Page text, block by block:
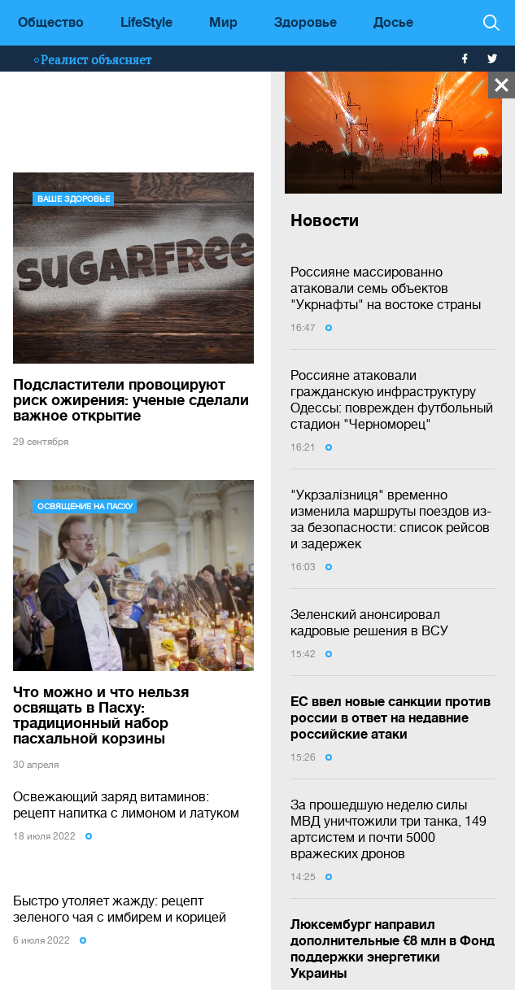
Общество LifeStyle Мир Здоровье Досье
Реалист объясняет
Новости
Россияне массированно
атаковали семь объектов
"Укрнафты" на востоке страны
16:47
Россияне атаковали
гражданскую инфраструктуру
Одессы: поврежден футбольный
стадион "Черноморец"
16:21
"Укрзалізниця" временно
изменила маршруты поездов из-
за безопасности: список рейсов
и задержек
16:03
Зеленский анонсировал
кадровые решения в ВСУ
15:42
ЕС ввел новые санкции против
россии в ответ на недавние
российские атаки
15:26
За прошедшую неделю силы
МВД уничтожили три танка, 149
артсистем и почти 5000
вражеских дронов
14:25
Люксембург направил
дополнительные €8 млн в Фонд
поддержки энергетики
Украины
ВАШЕ ЗДОРОВЬЕ
Подсластители провоцируют
риск ожирения: ученые сделали
важное открытие
29 сентября
ОСВЯЩЕНИЕ НА ПАСХУ
Что можно и что нельзя
освящать в Пасху:
традиционный набор
пасхальной корзины
30 апреля
Освежающий заряд витаминов:
рецепт напитка с лимоном и латуком
18 июля 2022
Быстро утоляет жажду: рецепт
зеленого чая с имбирем и корицей
6 июля 2022